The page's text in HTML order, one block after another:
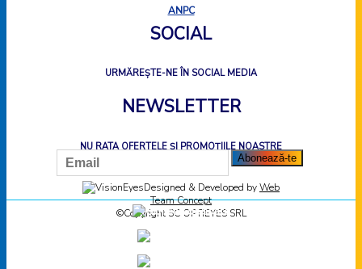
ANPC
SOCIAL
URMĂREȘTE-NE ÎN SOCIAL MEDIA
NEWSLETTER
NU RATA OFERTELE ȘI PROMOȚIILE NOASTRE
Designed & Developed byWeb
Team Concept
©Copyright SC OPTIEYES SRL